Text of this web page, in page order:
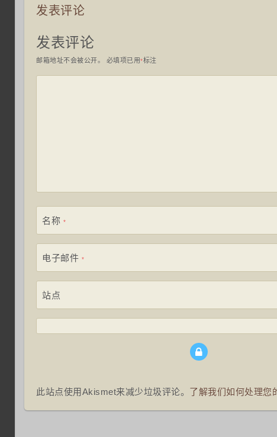
发表评论
发表评论
邮箱地址不会被公开。 必填项已用*标注
名称 *
电子邮件 *
站点
此站点使用Akismet来减少垃圾评论。 了解我们如何处理您